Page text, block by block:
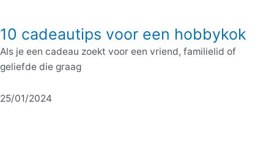
10 cadeautips voor een hobbykok
Als je een cadeau zoekt voor een vriend, familielid of
geliefde die graag
25/01/2024